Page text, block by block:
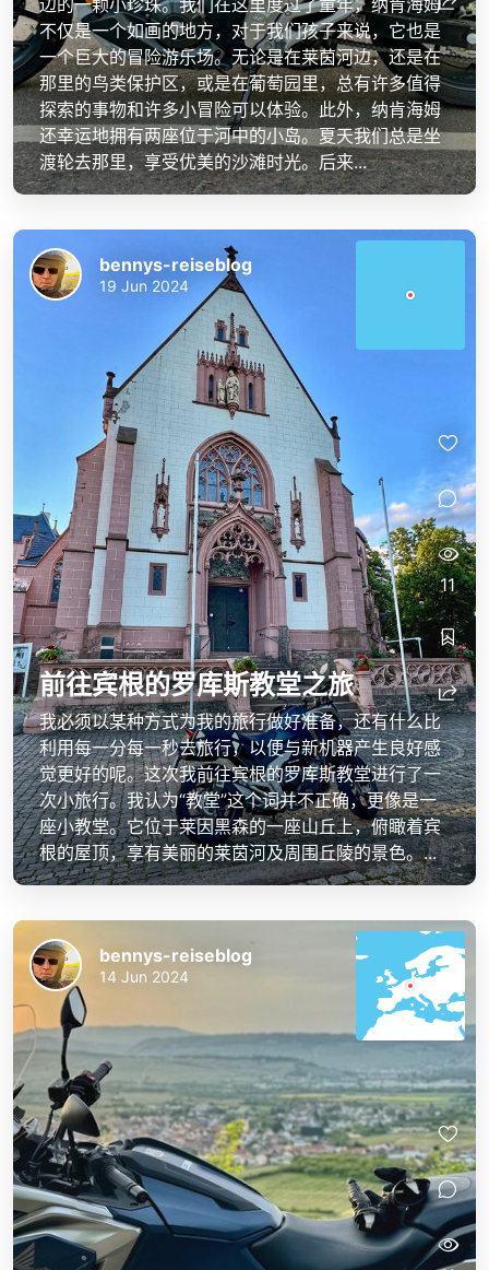
边的一颗小珍珠。我们在这里度过了童年，纳肯海姆
不仅是一个如画的地方，对于我们孩子来说，它也是
一个巨大的冒险游乐场。无论是在莱茵河边，还是在
那里的鸟类保护区，或是在葡萄园里，总有许多值得
探索的事物和许多小冒险可以体验。此外，纳肯海姆
还幸运地拥有两座位于河中的小岛。夏天我们总是坐
渡轮去那里，享受优美的沙滩时光。后来...
前往宾根的罗库斯教堂之旅
我必须以某种方式为我的旅行做好准备，还有什么比
利用每一分每一秒去旅行，以便与新机器产生良好感
觉更好的呢。这次我前往宾根的罗库斯教堂进行了一
次小旅行。我认为“教堂”这个词并不正确，更像是一
座小教堂。它位于莱因黑森的一座山丘上，俯瞰着宾
根的屋顶，享有美丽的莱茵河及周围丘陵的景色。...
bennys-reiseblog
19 Jun 2024
11
bennys-reiseblog
14 Jun 2024